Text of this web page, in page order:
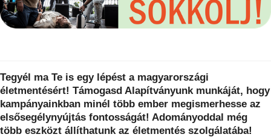
Tegyél ma Te is egy lépést a magyarországi
életmentésért! Támogasd Alapítványunk munkáját, hogy
kampányainkban minél több ember megismerhesse az
elsősegélynyújtás fontosságát! Adományoddal még
több eszközt állíthatunk az életmentés szolgálatába!